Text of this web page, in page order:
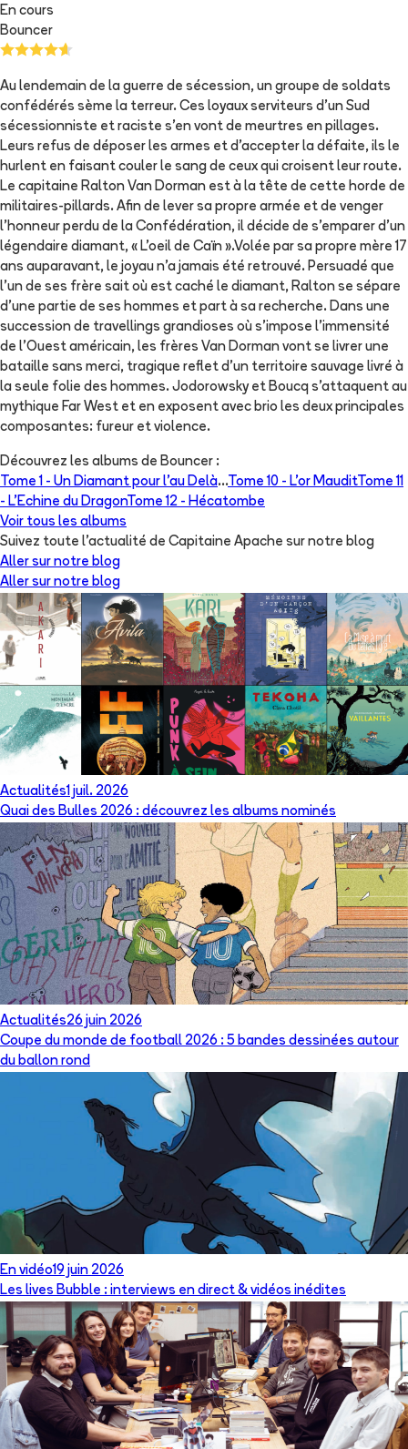
En cours
Bouncer
Au lendemain de la guerre de sécession, un groupe de soldats
confédérés sème la terreur. Ces loyaux serviteurs d'un Sud
sécessionniste et raciste s'en vont de meurtres en pillages.
Leurs refus de déposer les armes et d'accepter la défaite, ils le
hurlent en faisant couler le sang de ceux qui croisent leur route.
Le capitaine Ralton Van Dorman est à la tête de cette horde de
militaires-pillards. Afin de lever sa propre armée et de venger
l'honneur perdu de la Confédération, il décide de s'emparer d'un
légendaire diamant, « L'oeil de Caïn ».Volée par sa propre mère 17
ans auparavant, le joyau n'a jamais été retrouvé. Persuadé que
l'un de ses frère sait où est caché le diamant, Ralton se sépare
d'une partie de ses hommes et part à sa recherche. Dans une
succession de travellings grandioses où s'impose l'immensité
de l'Ouest américain, les frères Van Dorman vont se livrer une
bataille sans merci, tragique reflet d'un territoire sauvage livré à
la seule folie des hommes. Jodorowsky et Boucq s'attaquent au
mythique Far West et en exposent avec brio les deux principales
composantes: fureur et violence.
Découvrez les albums de Bouncer :
Tome 1 - Un Diamant pour l'au Delà...Tome 10 - L'or MauditTome 11
- L'Echine du DragonTome 12 - Hécatombe
Voir tous les albums
Suivez toute l'actualité de Capitaine Apache sur notre blog
Aller sur notre blog
Aller sur notre blog
Actualités1 juil. 2026
Quai des Bulles 2026 : découvrez les albums nominés
Actualités26 juin 2026
Coupe du monde de football 2026 : 5 bandes dessinées autour
du ballon rond
En vidéo19 juin 2026
Les lives Bubble : interviews en direct & vidéos inédites